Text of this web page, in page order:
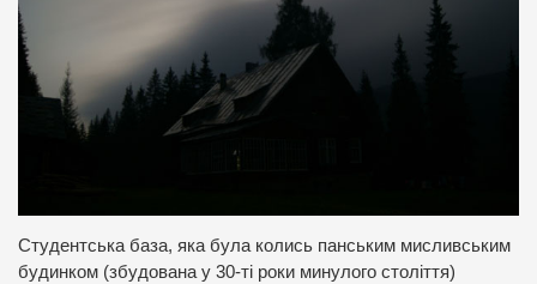
Студентська база, яка була колись панським мисливським
будинком (збудована у 30-ті роки минулого століття)